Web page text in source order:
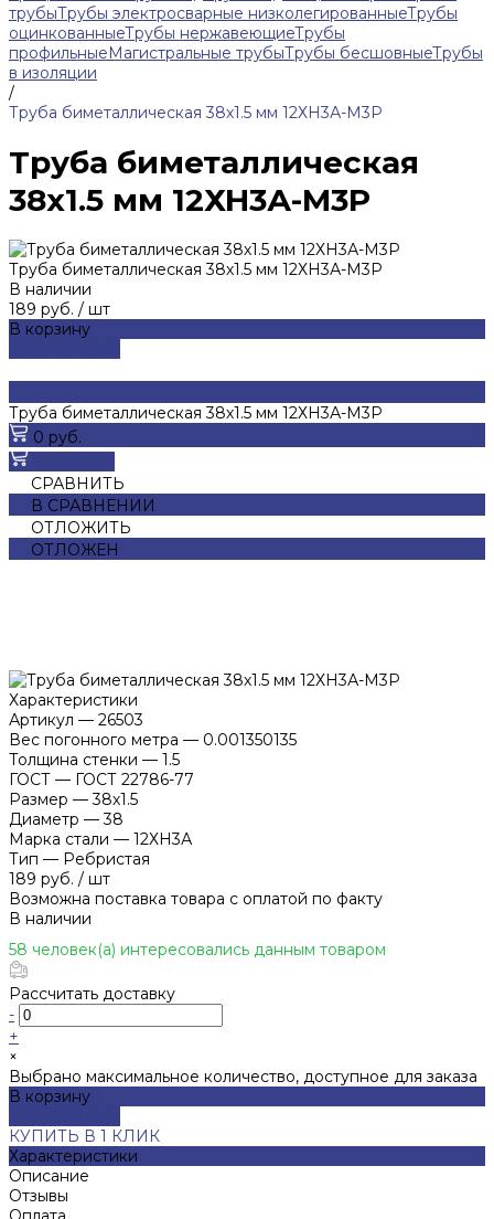
трубыТрубы электросварные низколегированныеТрубы
оцинкованныеТрубы нержавеющиеТрубы
профильныеМагистральные трубыТрубы бесшовныеТрубы
в изоляции
/
Труба биметаллическая 38х1.5 мм 12ХН3А-М3Р
Труба биметаллическая
38х1.5 мм 12ХН3А-М3Р
Труба биметаллическая 38х1.5 мм 12ХН3А-М3Р
В наличии
189 руб. / шт
В корзину
Труба биметаллическая 38х1.5 мм 12ХН3А-М3Р
0 руб.
СРАВНИТЬ
В СРАВНЕНИИ
ОТЛОЖИТЬ
ОТЛОЖЕН
Характеристики
Артикул — 26503
Вес погонного метра — 0.001350135
Толщина стенки — 1.5
ГОСТ — ГОСТ 22786-77
Размер — 38х1.5
Диаметр — 38
Марка стали — 12ХН3А
Тип — Ребристая
189 руб. / шт
Возможна поставка товара с оплатой по факту
В наличии
58 человек(а) интересовались данным товаром
Рассчитать доставку
-
+
×
Выбрано максимальное количество, доступное для заказа
В корзину
КУПИТЬ В 1 КЛИК
Характеристики
Описание
Отзывы